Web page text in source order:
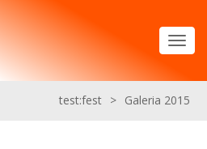
test:fest > Galeria 2015